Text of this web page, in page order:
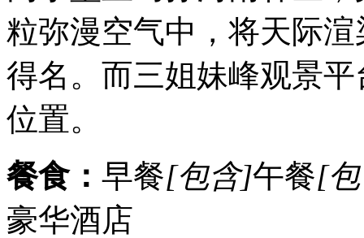
粒弥漫空气中，将天际
得名。而三姐妹峰观景
位置。
餐食： 早餐[包含]午餐[
豪华酒店